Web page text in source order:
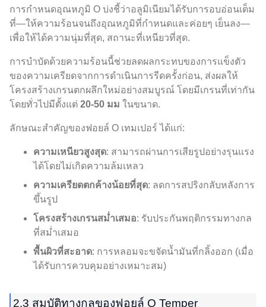
การกำหนดอุณหภูมิ O บ่งชี้ว่าอลูมิเนียมได้รับการอบอ่อนเต็ม
ที่—ให้ความร้อนจนถึงอุณหภูมิที่กำหนดและค่อยๆ เย็นลง—
เพื่อให้ได้ความนุ่มที่สุด, สถานะที่เหนียวที่สุด.
การบำบัดด้วยความร้อนนี้ช่วยลดผลกระทบของการแข็งตัว
ของความเครียดจากการดำเนินการรีดครั้งก่อน, ส่งผลให้
โครงสร้างเกรนตกผลึกใหม่อย่างสมบูรณ์ โดยมีเกรนที่เท่ากัน
โดยทั่วไปมีตั้งแต่ 20-50 มม ในขนาด.
ลักษณะสำคัญของฟอยล์ O เทมเปอร์ ได้แก่:
ความเหนียวสูงสุด: สามารถผ่านการเสียรูปอย่างรุนแรง
ได้โดยไม่เกิดความล้มเหลว
ความเครียดตกค้างน้อยที่สุด: ลดการสปริงกลับหลังการ
ขึ้นรูป
โครงสร้างเกรนสม่ำเสมอ: รับประกันพฤติกรรมทางกล
ที่สม่ำเสมอ
พื้นผิวที่สะอาด: การหลอมจะขจัดน้ำมันที่กลิ้งออก (เมื่อ
ได้รับการควบคุมอย่างเหมาะสม)
2.3 สมบัติทางกลของฟอยล์ O Temper